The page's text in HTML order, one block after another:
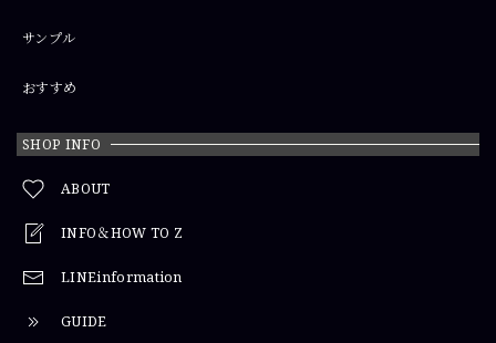
サンプル
おすすめ
SHOP INFO
ABOUT
INFO＆HOW TO Z
LINEinformation
GUIDE